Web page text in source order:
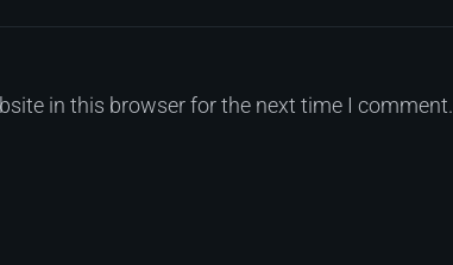
in this browser for the next time I comment.